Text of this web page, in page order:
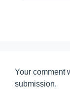
Your comment
submission.